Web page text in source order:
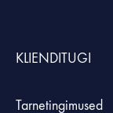
KLIENDITUGI
Tarnetingimused